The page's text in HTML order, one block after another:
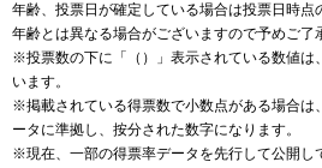
年齢、投票日が確定している場合は投票日時点
年齢とは異なる場合がございますので予めご了
※投票数の下に「（）」表示されている数値は
います。
※掲載されている得票数で小数点がある場合は
ータに準拠し、按分された数字になります。
※現在、一部の得票率データを先行して公開し